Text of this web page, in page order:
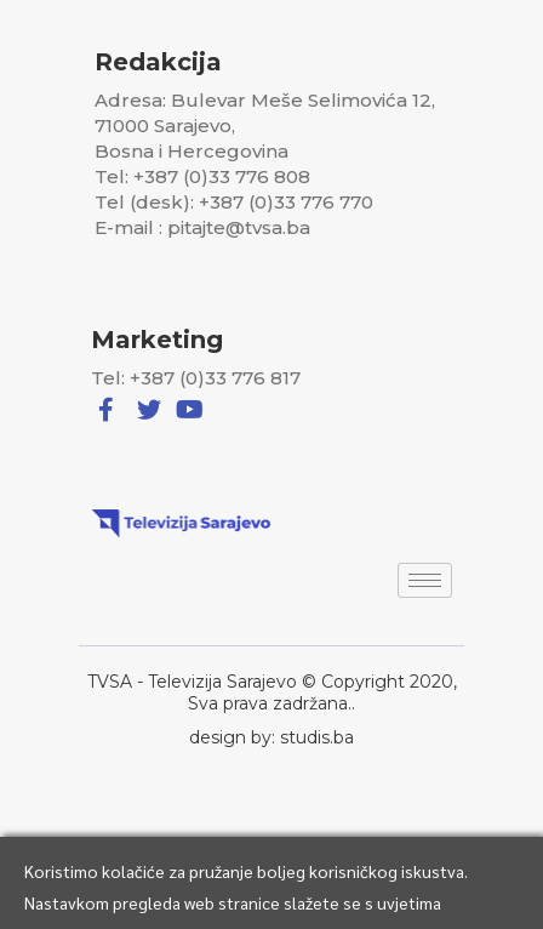
Redakcija
Adresa: Bulevar Meše Selimovića 12,
71000 Sarajevo,
Bosna i Hercegovina
Tel: +387 (0)33 776 808
Tel (desk): +387 (0)33 776 770
E-mail : pitajte@tvsa.ba
Marketing
Tel: +387 (0)33 776 817
TVSA - Televizija Sarajevo © Copyright 2020,
Sva prava zadržana..
design by: studis.ba
Koristimo kolačiće za pružanje boljeg korisničkog iskustva.
Nastavkom pregleda web stranice slažete se s uvjetima